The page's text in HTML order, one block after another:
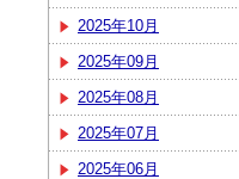
2025年10月
2025年09月
2025年08月
2025年07月
2025年06月